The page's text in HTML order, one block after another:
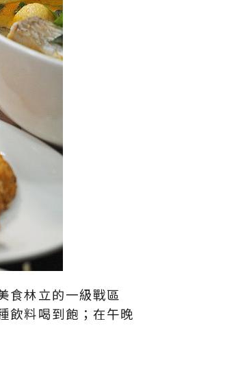
食林立的一級戰區
飲料喝到飽；在午晚